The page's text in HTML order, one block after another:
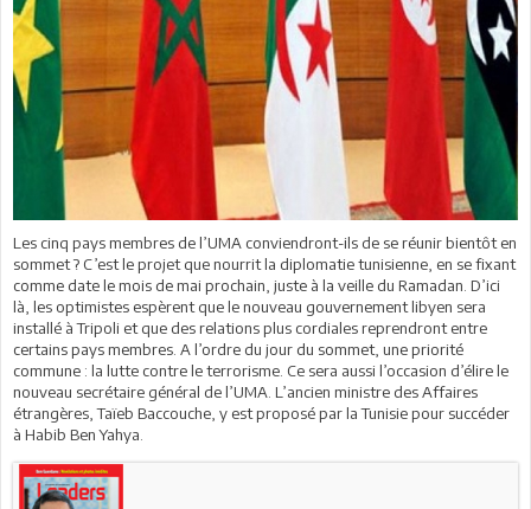
Les cinq pays membres de l’UMA conviendront-ils de se réunir bientôt en
sommet ? C’est le projet que nourrit la diplomatie tunisienne, en se fixant
comme date le mois de mai prochain, juste à la veille du Ramadan. D’ici
là, les optimistes espèrent que le nouveau gouvernement libyen sera
installé à Tripoli et que des relations plus cordiales reprendront entre
certains pays membres. A l’ordre du jour du sommet, une priorité
commune : la lutte contre le terrorisme. Ce sera aussi l’occasion d’élire le
nouveau secrétaire général de l’UMA. L’ancien ministre des Affaires
étrangères, Taïeb Baccouche, y est proposé par la Tunisie pour succéder
à Habib Ben Yahya.